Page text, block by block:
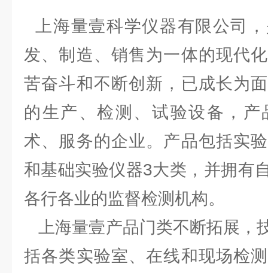
上海量壹科学仪器有限公司
发、制造、销售为一体的现代
苦奋斗和不断创新，已成长为
的生产、检测、试验设备，
术、服务的企业。产品包括实
和基础实验仪器3大类，并拥有
各行各业的监督检测机构。
上海量壹产品门类不断拓展，
括各类实验室、在线和现场检